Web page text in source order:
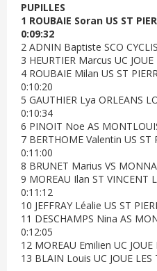
PUPILLES
1 ROUBAIE Soran US ST
0:09:32
2 ADNIN Baptiste SCO
3 HEURTIER Marcus UC
4 ROUBAIE Milan US ST
0:10:20
5 GAUTHIER Lya ORLEANS
0:10:34
6 PINOIT Noe AS
7 BERTHOME Valentin US ST
0:11:00
8 BRUNET Marius VS
9 MOREAU Ilan ST VINCENT
0:11:12
10 JEFFRAY Léalie US ST
11 DESCHAMPS Nina AS
0:12:05
12 MOREAU Emilien UC
13 BLAIN Louis UC JOUE